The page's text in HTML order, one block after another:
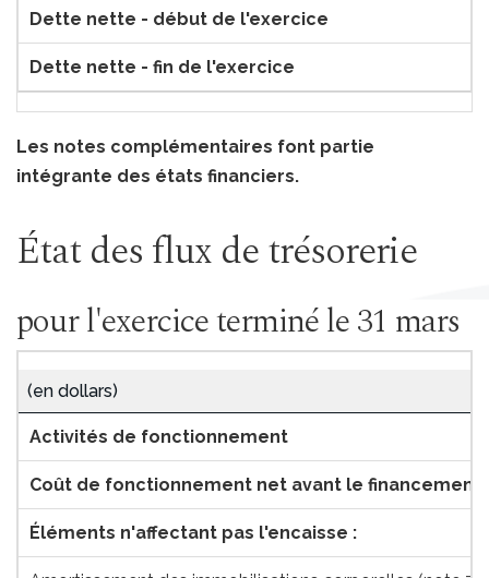
Dette nette - début de l'exercice
Dette nette - fin de l'exercice
Les notes complémentaires font partie
intégrante des états financiers.
État des flux de trésorerie
pour l'exercice terminé le 31 mars
(en dollars)
Activités de fonctionnement
Coût de fonctionnement net avant le
Éléments n'affectant pas l'encaisse :